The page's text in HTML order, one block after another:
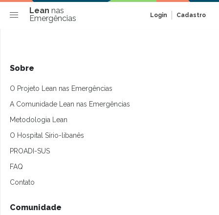
Lean nas
Emergências
Login Cadastro
Sobre
O Projeto Lean nas Emergências
A Comunidade Lean nas Emergências
Metodologia Lean
O Hospital Sírio-libanês
PROADI-SUS
FAQ
Contato
Comunidade